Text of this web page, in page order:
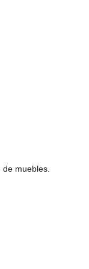
muebles.